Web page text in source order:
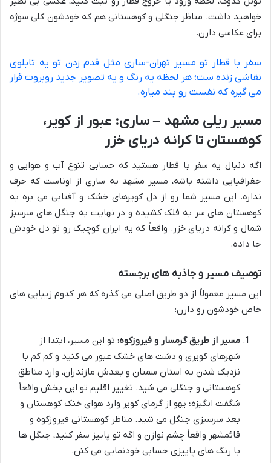
خواهید داشت. مناظر جنگلی و کوهستانی هم که خودشون کلی سوژه
برای عکاسی دارن.
سفر با قطار تو مسیر تهران-ساری مثل قدم زدن تو یه تابلوی
نقاشی زنده ست؛ هر لحظه یه رنگ و یه تصویر جدید روبروت قرار
می گیره که نفست رو بند میاره.
مسیر ریلی مشهد – ساری: عبور از کویر،
کوهستان تا کرانه دریای خزر
اگه دنبال یه سفر با قطار هستید که حسابی تنوع آب و هوایی و
جغرافیایی داشته باشه، مسیر مشهد به ساری از اوناست که حرف
نداره. این مسیر شما رو از دل کویرهای خشک و آفتابی می بره به
کوهستان های سر به فلک کشیده و در نهایت به جنگل های سرسبز
شمال و کرانه دریای خزر. واقعاً که یه ایران کوچیک رو تو دل خودش
جا داده.
توصیف مسیر و جاذبه های برجسته
این مسیر معمولاً از دو طریق اصلی می گذره که هر کدوم زیبایی های
خاص خودشون رو دارن:
مسیر از طریق گرمسار و فیروزکوه: تو این مسیر، ابتدا از
شهرهای کویری و دشت های خشک عبور می کنید و کم کم با
نزدیک شدن به استان سمنان و بعدش مازندران، وارد مناطق
کوهستانی و جنگلی می شید. تغییر اقلیم تو این بخش واقعاً
شگفت انگیزه؛ یهو از گرمای کویر وارد هوای خنک کوهستان و
بعد سرسبزی جنگل می شید. مناظر کوهستانی فیروزکوه و
قائمشهر واقعاً چشم نوازن و اگه تو پاییز سفر کنید، جنگل ها
با رنگ های پاییزی حسابی خودنمایی می کنن.